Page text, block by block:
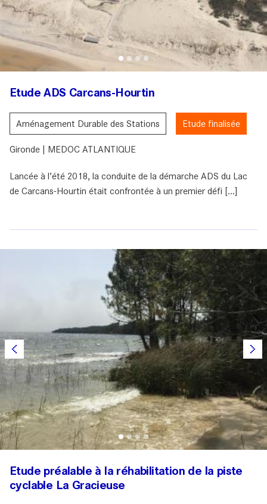
Etude ADS Carcans-Hourtin
Aménagement Durable des Stations Etude finalisée
Gironde | MEDOC ATLANTIQUE
Lancée à l’été 2018, la conduite de la démarche ADS du Lac
de Carcans-Hourtin était confrontée à un premier défi [...]
Etude préalable à la réhabilitation de la piste
cyclable La Gracieuse